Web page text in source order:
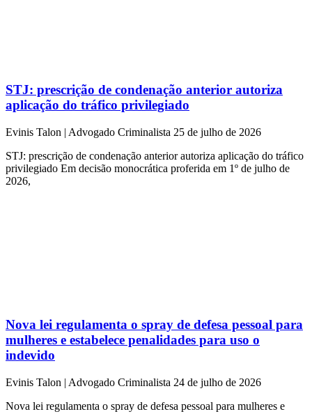
STJ: prescrição de condenação anterior autoriza
aplicação do tráfico privilegiado
Evinis Talon | Advogado Criminalista 25 de julho de 2026
STJ: prescrição de condenação anterior autoriza aplicação do tráfico
privilegiado Em decisão monocrática proferida em 1º de julho de
2026,
Nova lei regulamenta o spray de defesa pessoal para
mulheres e estabelece penalidades para uso o
indevido
Evinis Talon | Advogado Criminalista 24 de julho de 2026
Nova lei regulamenta o spray de defesa pessoal para mulheres e